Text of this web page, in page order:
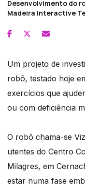
Desenvolvimento do
Madeira Interactive
Um projeto de
robô, testado hoje
exercícios que
ou com deficiência
O robô chama-se
utentes do Centro
Milagres, em
estar numa fase